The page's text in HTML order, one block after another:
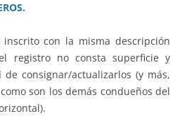
con la misma descripción
registro no consta superficie y
consignar/actualizarlos (y más,
son los demás condueños del